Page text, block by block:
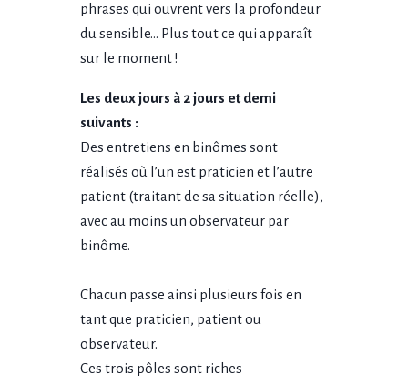
phrases qui ouvrent vers la profondeur
du sensible… Plus tout ce qui apparaît
sur le moment !
Les deux jours à 2 jours et demi
suivants :
Des entretiens en binômes sont
réalisés où l’un est praticien et l’autre
patient (traitant de sa situation réelle),
avec au moins un observateur par
binôme.
Chacun passe ainsi plusieurs fois en
tant que praticien, patient ou
observateur.
Ces trois pôles sont riches